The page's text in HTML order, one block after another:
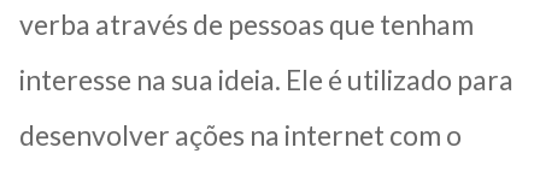
verba através de pessoas que tenham
interesse na sua ideia. Ele é utilizado para
desenvolver ações na internet com o